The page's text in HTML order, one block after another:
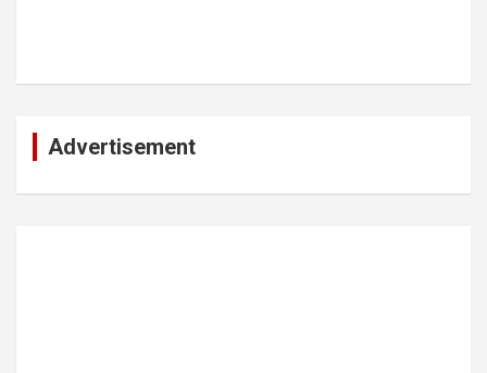
Advertisement